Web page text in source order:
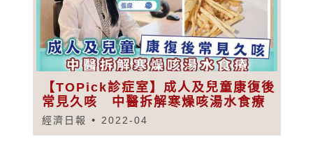
【TOPick診症室】成人及兒童康復後
常見久咳 中醫拆解寒燥咳湯水食療
經濟日報 2022-04